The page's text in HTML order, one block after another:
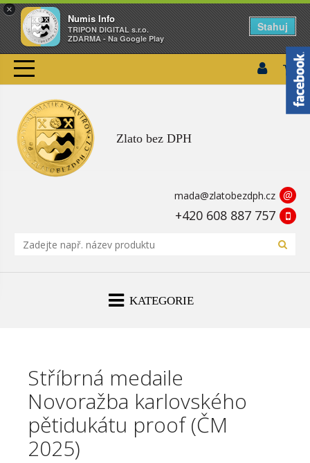
×
Numis Info
TRIPON DIGITAL s.r.o.
ZDARMA - Na Google Play
Stahuj
Zlato bez DPH
mada@zlatobezdph.cz @
+420 608 887 757
KATEGORIE
Stříbrná medaile
Novoražba karlovského
pětidukátu proof (ČM
2025)